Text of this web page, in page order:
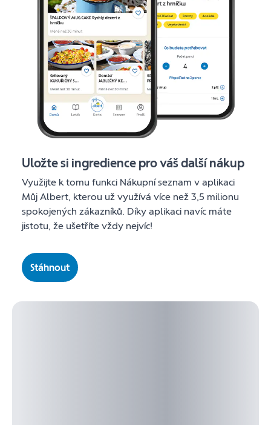
Uložte si ingredience pro váš další nákup
Využijte k tomu funkci Nákupní seznam v aplikaci
Můj Albert, kterou už využívá více než 3,5 milionu
spokojených zákazníků. Díky aplikaci navíc máte
jistotu, že ušetříte vždy nejvíc!
Stáhnout